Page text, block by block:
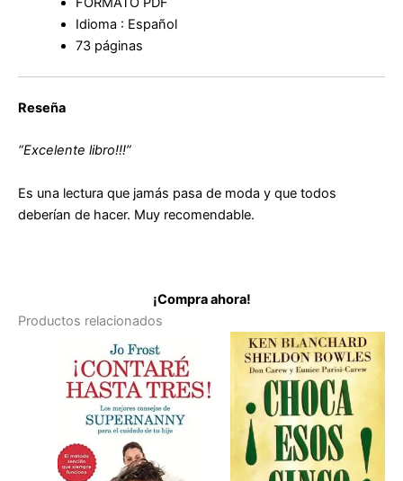
cantidad
Idioma : Español
73 páginas
Reseña
“Excelente libro!!!”
Es una lectura que jamás pasa de moda y que todos
deberían de hacer. Muy recomendable.
¡Compra ahora!
Productos relacionados